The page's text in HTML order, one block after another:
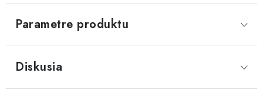
Parametre produktu
Diskusia